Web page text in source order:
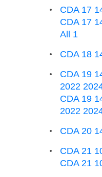
CDA 17
CDA 17
All 1
CDA 18
CDA 19
2022
CDA 19
2022
CDA 20
CDA 21
CDA 21